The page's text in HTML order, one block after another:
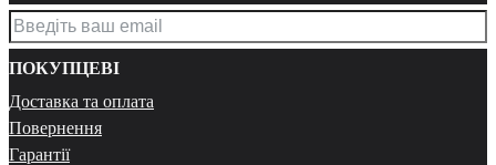
ПОКУПЦЕВІ
Доставка та оплата
Повернення
Гарантії